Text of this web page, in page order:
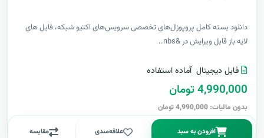
دانلود بسته کامل پروپوزال‌های تخصصی سرویس‌های اکتیو شبکه، فایل های
لایه باز قابل ویرایش در &nbs..
فایل دیجیتال آماده استفاده
4,990,000 تومان
بدون مالیات: 4,990,000 تومان
افزودن به سبد علاقه‌مندی مقایسه